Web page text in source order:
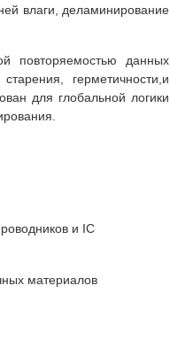
влаги, деламинирование
повторяемостью данных
герметичности,и
для глобальной логики
и IC
материалов